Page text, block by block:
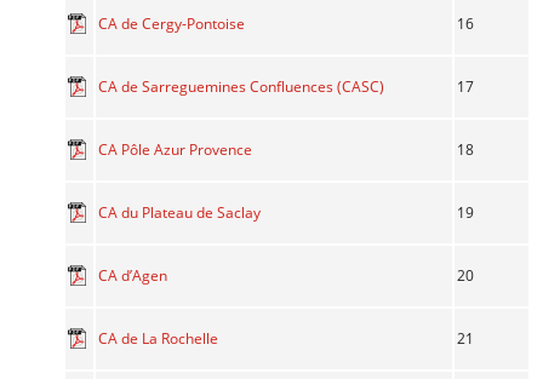
CA de Cergy-Pontoise 16
CA de Sarreguemines Confluences (CASC) 17
CA Pôle Azur Provence 18
CA du Plateau de Saclay 19
CA d’Agen 20
CA de La Rochelle 21